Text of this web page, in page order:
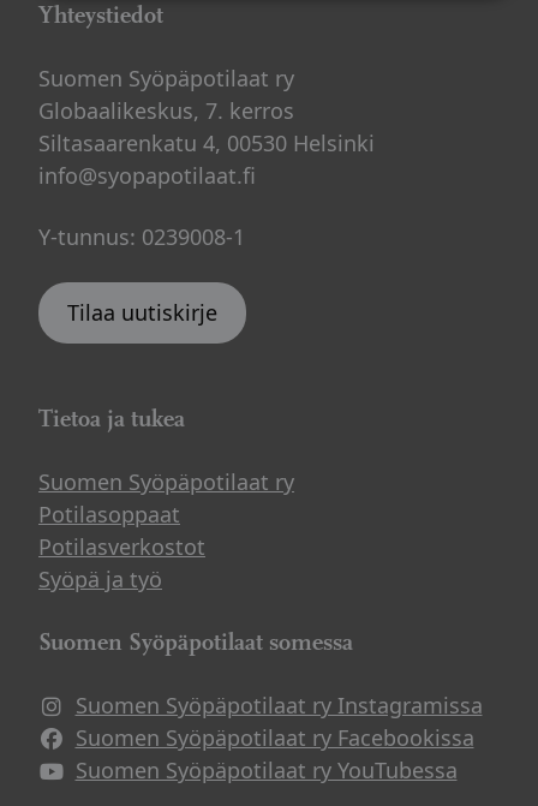
Yhteystiedot
Suomen Syöpäpotilaat ry
Globaalikeskus, 7. kerros
Siltasaarenkatu 4, 00530 Helsinki
info@syopapotilaat.fi
Y-tunnus: 0239008-1
Tilaa uutiskirje
Tietoa ja tukea
Suomen Syöpäpotilaat ry
Potilasoppaat
Potilasverkostot
Syöpä ja työ
Suomen Syöpäpotilaat somessa
Suomen Syöpäpotilaat ry Instagramissa
Suomen Syöpäpotilaat ry Facebookissa
Suomen Syöpäpotilaat ry YouTubessa